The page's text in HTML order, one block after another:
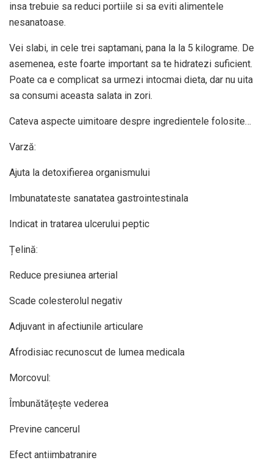
insa trebuie sa reduci portiile si sa eviti alimentele
nesanatoase.
Vei slabi, in cele trei saptamani, pana la la 5 kilograme. De
asemenea, este foarte important sa te hidratezi suficient.
Poate ca e complicat sa urmezi intocmai dieta, dar nu uita
sa consumi aceasta salata in zori.
Cateva aspecte uimitoare despre ingredientele folosite…
Varză:
Ajuta la detoxifierea organismului
Imbunatateste sanatatea gastrointestinala
Indicat in tratarea ulcerului peptic
Țelină:
Reduce presiunea arterial
Scade colesterolul negativ
Adjuvant in afectiunile articulare
Afrodisiac recunoscut de lumea medicala
Morcovul:
Îmbunătățește vederea
Previne cancerul
Efect antiimbatranire